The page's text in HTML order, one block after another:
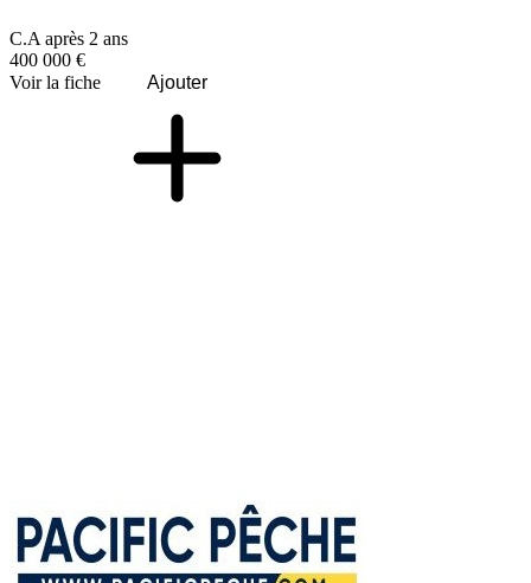
C.A après 2 ans
400 000 €
Voir la fiche
Ajouter